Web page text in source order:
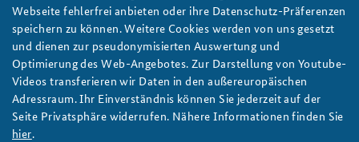
Seminar der BAKS
Desinformation ist eine der zentralen Bedrohungen der
freiheitlichen demokratischen Grundordnung. Die BAKS richtet
deshalb ein neues Fachseminar aus, das sich mit der Erkennung,
Einordnung und Eindämmung von Desinformation befasst.
Foto: Bundeswehr/Tesche
weiter
Webseite fehlerfrei anbieten oder ihre Datenschutz-Präferenzen
speichern zu können. Weitere Cookies werden von uns gesetzt
und dienen zur pseudonymisierten Auswertung und
Optimierung des Web-Angebotes. Zur Darstellung von Youtube-
Videos transferieren wir Daten in den außereuropäischen
Adressraum. Ihr Einverständnis können Sie jederzeit auf der
Seite Privatsphäre widerrufen. Nähere Informationen finden Sie
hier.